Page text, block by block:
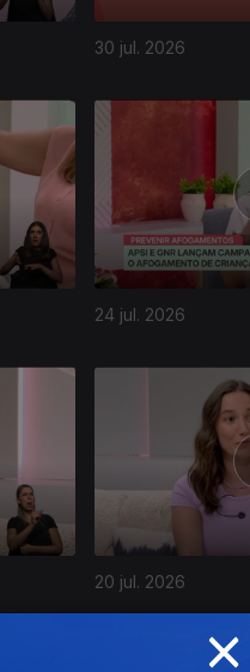
30 jul. 2026
24 jul. 2026
20 jul. 2026
×